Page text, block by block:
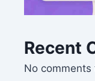
Recent
No comments